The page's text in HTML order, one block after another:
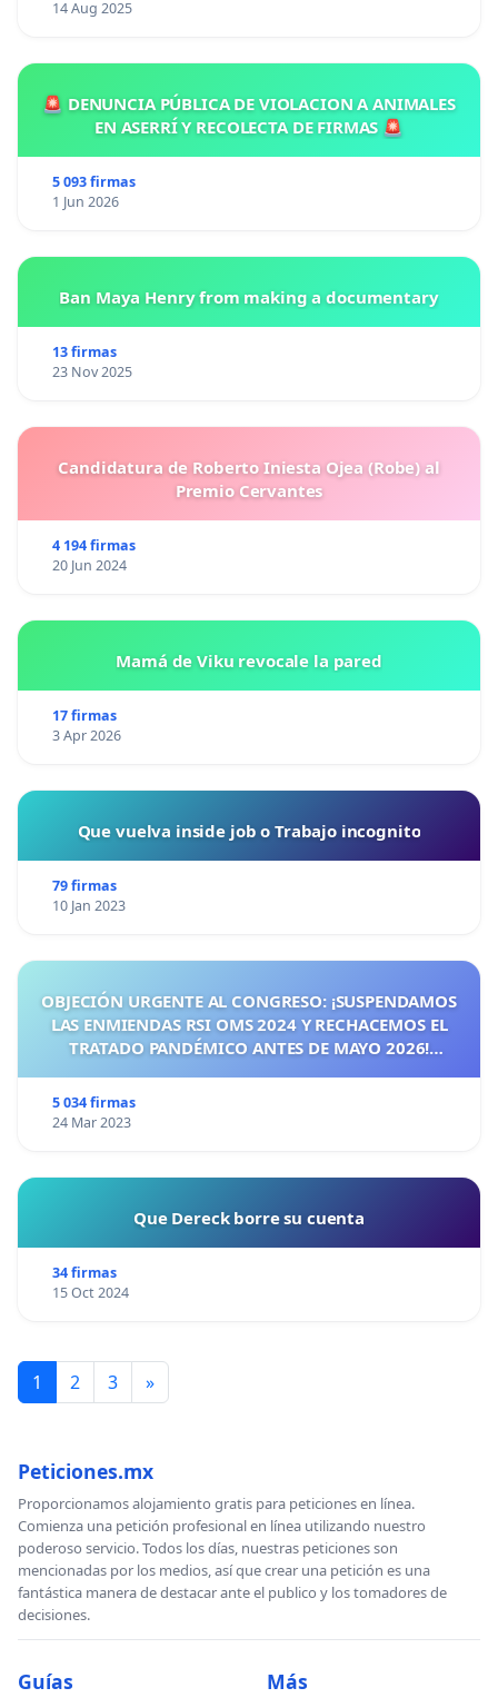
14 Aug 2025
🚨 DENUNCIA PÚBLICA DE VIOLACION A ANIMALES
EN ASERRÍ Y RECOLECTA DE FIRMAS 🚨
5 093 firmas
1 Jun 2026
Ban Maya Henry from making a documentary
13 firmas
23 Nov 2025
Candidatura de Roberto Iniesta Ojea (Robe) al
Premio Cervantes
4 194 firmas
20 Jun 2024
Mamá de Viku revocale la pared
17 firmas
3 Apr 2026
Que vuelva inside job o Trabajo incognito
79 firmas
10 Jan 2023
OBJECIÓN URGENTE AL CONGRESO: ¡SUSPENDAMOS
LAS ENMIENDAS RSI OMS 2024 Y RECHACEMOS EL
TRATADO PANDÉMICO ANTES DE MAYO 2026!
5 034 firmas
24 Mar 2023
Que Dereck borre su cuenta
34 firmas
15 Oct 2024
1 2 3 »
Peticiones.mx
Proporcionamos alojamiento gratis para peticiones en línea.
Comienza una petición profesional en línea utilizando nuestro
poderoso servicio. Todos los días, nuestras peticiones son
mencionadas por los medios, así que crear una petición es una
fantástica manera de destacar ante el publico y los tomadores de
decisiones.
Guías Más